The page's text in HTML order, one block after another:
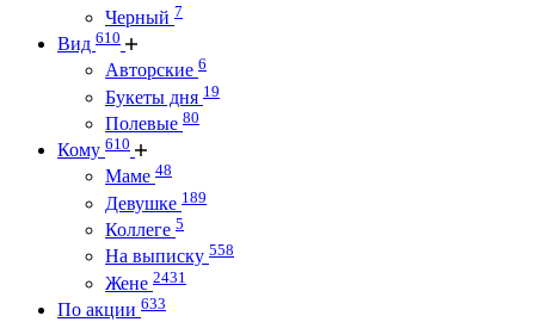
Черный 7
Вид 610
Авторские 6
Букеты дня 19
Полевые 80
Кому 610
Маме 48
Девушке 189
Коллеге 5
На выписку 558
Жене 2431
По акции 633